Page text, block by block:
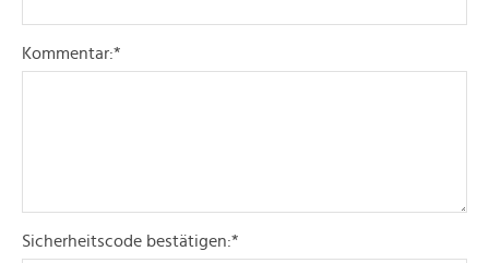
Kommentar:*
Sicherheitscode bestätigen:*